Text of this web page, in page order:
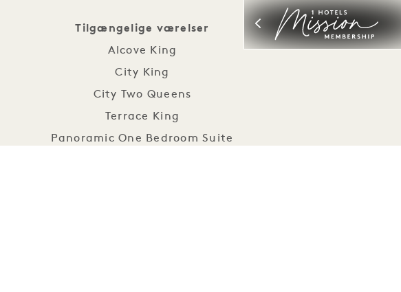
Tilgængelige værelser
Alcove King
City King
City Two Queens
Terrace King
Panoramic One Bedroom Suite